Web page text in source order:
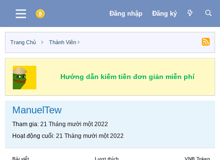
Đăng nhập Đăng ký
Trang Chủ Thành Viên
Hướng dẫn kiếm tiền đơn giản miễn phí
ManuelTew
Tham gia 21 Tháng mười một 2022
Hoạt động cuối 21 Tháng mười một 2022
Bài viết Lượt thích VNB Token